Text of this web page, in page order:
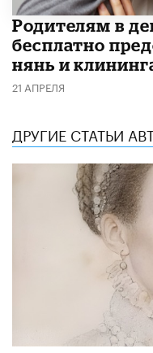
Родителям в
бесплатно
нянь и
21 АПРЕЛЯ
ДРУГИЕ СТАТЬИ